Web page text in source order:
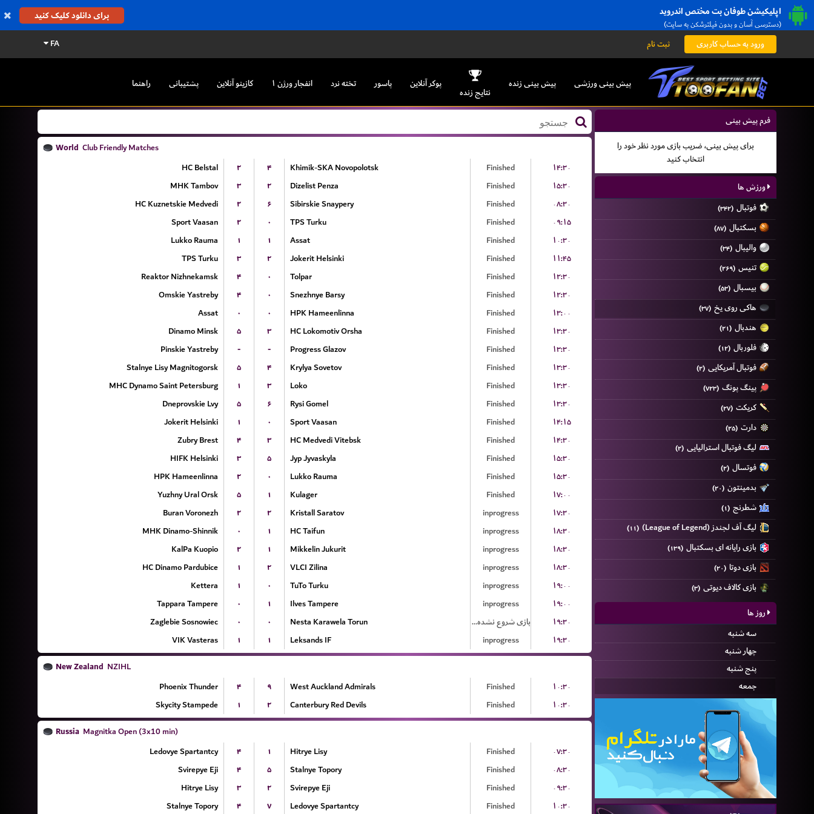
اپلیکیشن طوفان بت مختص اندروید
(دسترسی آسان و بدون فیلترشکن به سایت)
برای دانلود کلیک کنید
FA ورود به حساب کاربری ثبت نام
پیش بینی ورزشی پیش بینی زنده
نتایج زنده
پوکر آنلاین پاسور تخته نرد انفجار ورژن ۱ کازینو آنلاین پشتیبانی راهنما
فرم پیش بینی
برای پیش بینی، ضریب بازی مورد نظر خود را
انتخاب کنید
ورزش ها
فوتبال (۳۴۲)
بسکتبال (۸۷)
والیبال (۳۴)
تنیس (۲۶۹)
بیسبال (۵۳)
هاکی روی یخ (۳۷)
هندبال (۲۱)
فلوربال (۱۲)
فوتبال آمریکایی (۲)
پینگ پونگ (۷۲۳)
کریکت (۲۷)
دارت (۲۵)
لیگ فوتبال استرالیایی (۲)
فوتسال (۲)
بدمینتون (۲۰)
شطرنج (۱)
لیگ آف لجندز (League of Legend) (۱۱)
بازی رایانه ای بسکتبال (۱۳۹)
بازی دوتا (۲۰)
بازی کالاف دیوتی (۳)
روز ها
سه شنبه
چهار شنبه
پنج شنبه
جمعه
World Club Friendly Matches
HC Belstal
۲ ۴ Khimik-SKA Novopolotsk Finished
۱۴:۳۰
MHK Tambov
۳ ۲ Dizelist Penza Finished
۱۵:۳۰
HC Kuznetskie Medvedi
۲ ۶ Sibirskie Snaypery Finished
۰۸:۳۰
Sport Vaasan
۲ ۰ TPS Turku Finished
۰۹:۱۵
Lukko Rauma
۱ ۱ Assat Finished
۱۰:۳۰
TPS Turku
۳ ۲ Jokerit Helsinki Finished
۱۱:۴۵
Reaktor Nizhnekamsk
۴ ۰ Tolpar Finished
۱۲:۳۰
Omskie Yastreby
۴ ۰ Snezhnye Barsy Finished
۱۲:۳۰
Assat
۰ ۰ HPK Hameenlinna Finished
۱۳:۰۰
Dinamo Minsk
۵ ۳ HC Lokomotiv Orsha Finished
۱۳:۳۰
Pinskie Yastreby
- - Progress Glazov Finished
۱۳:۳۰
Stalnye Lisy Magnitogorsk
۵ ۴ Krylya Sovetov Finished
۱۳:۳۰
MHC Dynamo Saint Petersburg
۱ ۳ Loko Finished
۱۳:۳۰
Dneprovskie Lvy
۵ ۶ Rysi Gomel Finished
۱۳:۳۰
Jokerit Helsinki
۱ ۰ Sport Vaasan Finished
۱۴:۱۵
Zubry Brest
۴ ۳ HC Medvedi Vitebsk Finished
۱۴:۳۰
HIFK Helsinki
۳ ۵ Jyp Jyvaskyla Finished
۱۵:۳۰
HPK Hameenlinna
۲ ۰ Lukko Rauma Finished
۱۵:۳۰
Yuzhny Ural Orsk
۵ ۱ Kulager Finished
۱۷:۰۰
Buran Voronezh
۲ ۲ Kristall Saratov inprogress
۱۷:۳۰
MHK Dinamo-Shinnik
۰ ۱ HC Taifun inprogress
۱۸:۳۰
KalPa Kuopio
۲ ۱ Mikkelin Jukurit inprogress
۱۸:۳۰
HC Dinamo Pardubice
۱ ۲ VLCI Zilina inprogress
۱۸:۳۰
Kettera
۱ ۰ TuTo Turku inprogress
۱۹:۰۰
Tappara Tampere
۰ ۱ Ilves Tampere inprogress
۱۹:۰۰
Zaglebie Sosnowiec
۰ ۰ Nesta Karawela Torun بازی شروع نشده است
۱۹:۳۰
VIK Vasteras
۱ ۱ Leksands IF inprogress ۱۹:۳۰
New Zealand NZIHL
Phoenix Thunder
۴ ۹ West Auckland Admirals Finished
۱۰:۳۰
Skycity Stampede
۱ ۲ Canterbury Red Devils Finished ۱۰:۳۰
Russia Magnitka Open (3x10 min)
Ledovye Spartantcy
۴ ۱ Hitrye Lisy Finished
۰۷:۳۰
Svirepye Eji
۴ ۵ Stalnye Topory Finished
۰۸:۳۰
Hitrye Lisy
۳ ۲ Svirepye Eji Finished
۰۹:۳۰
Stalnye Topory
۴ ۷ Ledovye Spartantcy Finished ۱۰:۳۰